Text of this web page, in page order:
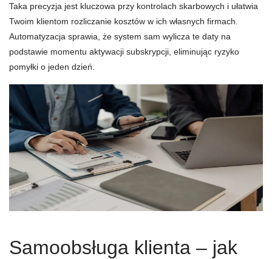
Taka precyzja jest kluczowa przy kontrolach skarbowych i ułatwia
Twoim klientom rozliczanie kosztów w ich własnych firmach.
Automatyzacja sprawia, że system sam wylicza te daty na
podstawie momentu aktywacji subskrypcji, eliminując ryzyko
pomyłki o jeden dzień.
Samoobsługa klienta – jak